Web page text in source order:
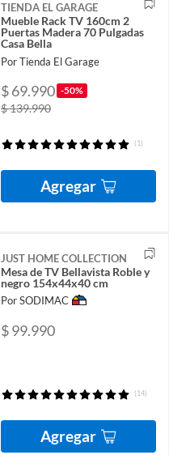
TIENDA EL GARAGE
Mueble Rack TV 160cm 2
Puertas Madera 70 Pulgadas
Casa Bella
Por Tienda El Garage
$ 69.990 -50%
$ 139.990
(1)
Agregar
JUST HOME COLLECTION
Mesa de TV Bellavista Roble y
negro 154x44x40 cm
Por SODIMAC
$ 99.990
(14)
Agregar